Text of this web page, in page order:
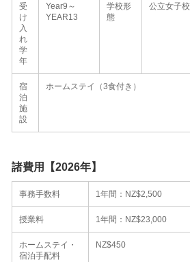
受
け
入
れ
学
年
Year9～
YEAR13
学校形
態
公立女子校
宿
泊
施
設
ホームステイ（3食付き）
諸費用【2026年】
事務手数料 1年間：NZ$2,500
授業料 1年間：NZ$23,000
ホームステイ・
宿泊手配料
NZ$450